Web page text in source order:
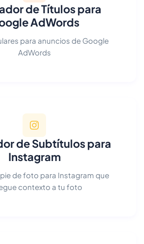
de Títulos para
AdWords
para anuncios de Google
AdWords
de Subtítulos para
Instagram
de foto para Instagram que
contexto a tu foto